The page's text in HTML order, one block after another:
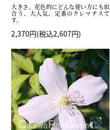
大きさ、花色的にどんな使い方にも似
合う、大人気、定番のクレマチスで
す。
2,370円(税込2,607円)